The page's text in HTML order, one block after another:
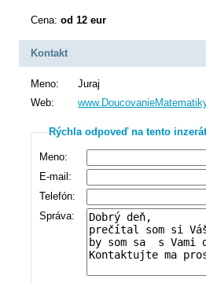
Cena: od 12 eur
Kontakt
Meno:
Juraj
Web:
Rýchla odpoveď na tento inzerát
Meno:
E-mail:
Telefón:
Správa: